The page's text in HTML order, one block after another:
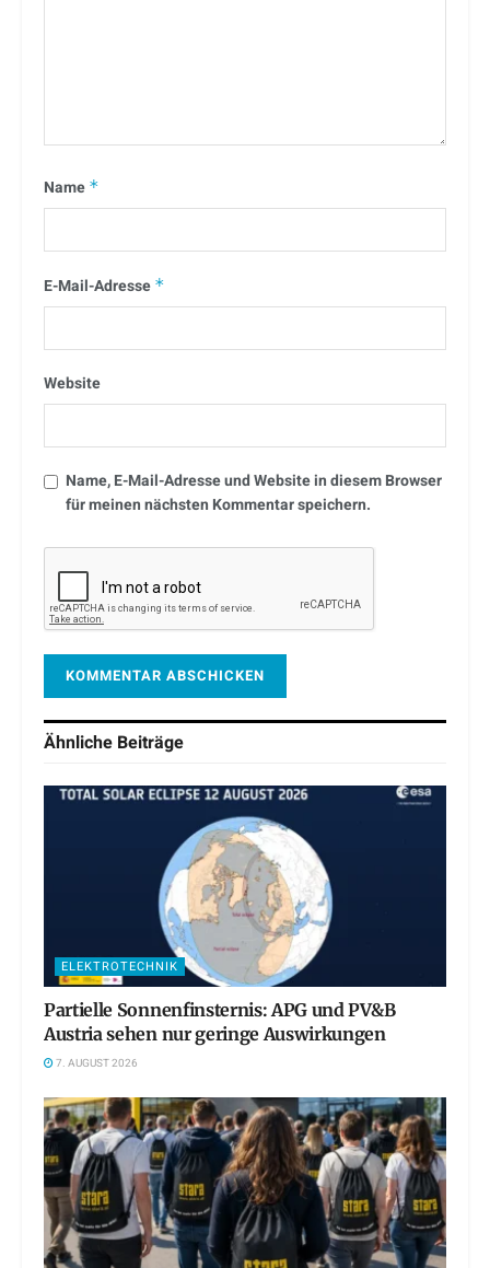
Name *
E-Mail-Adresse *
Website
Name, E-Mail-Adresse und Website in diesem Browser
für meinen nächsten Kommentar speichern.
Ähnliche Beiträge
ELEKTROTECHNIK
Partielle Sonnenfinsternis: APG und PV&B
Austria sehen nur geringe Auswirkungen
7. AUGUST 2026